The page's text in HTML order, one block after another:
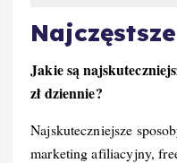
Jakie są
zł dziennie?
Najskuteczniejsze
marketing afiliacyjny,